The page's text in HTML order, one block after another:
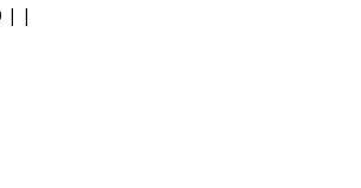
| |